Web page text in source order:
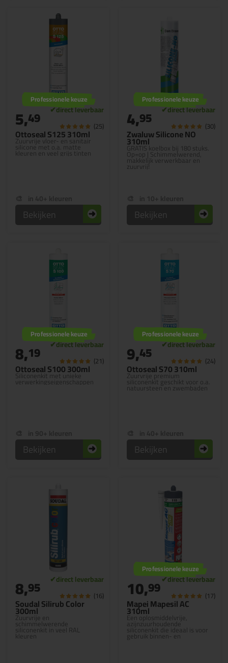
Ottoseal S125 310ml
Zuurvrije vloer- en sanitair
silicone met o.a. matte
kleuren en veel grijs tinten
Professionele keuze
5,49 (25)
Bekijken
Zwaluw Silicone NO
310ml
GRATIS koelbox bij 180 stuks.
Op=op | Schimmelwerend,
makkelijk verwerkbaar en
zuurvrij!
Professionele keuze
4,95 (30)
Bekijken
Ottoseal S100 300ml
Siliconenkit met unieke
verwerkingseigenschappen
Professionele keuze
8,19 (21)
Bekijken
Ottoseal S70 310ml
Zuurvrije premium
siliconenkit geschikt voor o.a.
natuursteen en zwembaden
Professionele keuze
9,45 (24)
Bekijken
Soudal Silirub Color
300ml
Zuurvrije en
schimmelwerende
siliconenkit in veel RAL
kleuren
8,95 (16)
Mapei Mapesil AC
310ml
Een oplosmiddelvrije,
azijnzuurhoudende
siliconenkit die ideaal is voor
gebruik binnen- en
buitenshuis
Professionele keuze
10,99 (17)